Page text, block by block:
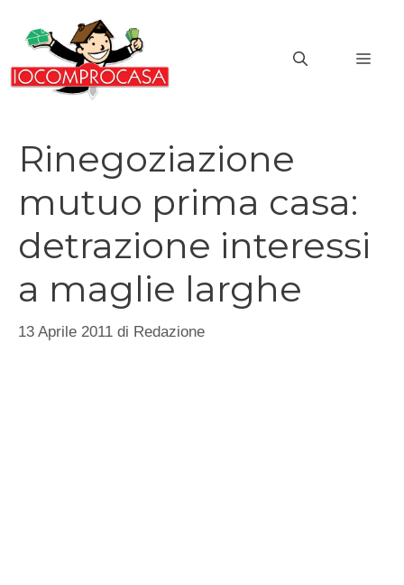
contenuto
Rinegoziazione
mutuo prima casa:
detrazione interessi
a maglie larghe
13 Aprile 2011 di Redazione